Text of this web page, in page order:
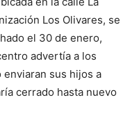
Los Olivares, se
el 30 de enero,
advertía a los
sus hijos a
cerrado hasta nuevo